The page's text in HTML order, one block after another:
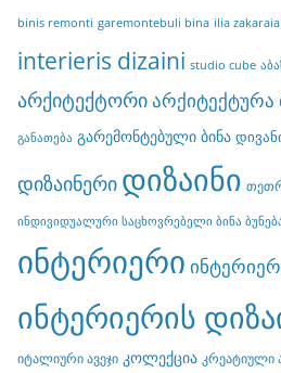
binis remonti garemontebuli bina ilia zakaraia
interieris dizaini studio cube
არქიტექტორიარქიტექტურა
განათება გარემონტებული ბინა
დიზაინერი დიზაინი
ინდივიდუალური საცხოვრებელი ბინა
ინტერიერი
ინტერიერის
იტალიური ავეჯი კოლექცია კრეატიული